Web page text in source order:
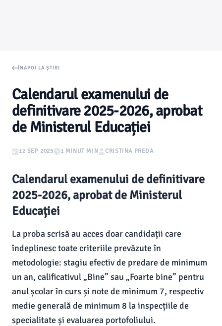
ÎNAPOI LA ȘTIRI
Calendarul examenului de
definitivare 2025-2026, aprobat
de Ministerul Educației
12 SEP 2025 1 MINUT MIN CRISTINA PREDA
Calendarul examenului de definitivare
2025-2026, aprobat de Ministerul
Educației
La proba scrisă au acces doar candidații care
îndeplinesc toate criteriile prevăzute în
metodologie: stagiu efectiv de predare de minimum
un an, calificativul „Bine” sau „Foarte bine” pentru
anul școlar în curs și note de minimum 7, respectiv
medie generală de minimum 8 la inspecțiile de
specialitate și evaluarea portofoliului.